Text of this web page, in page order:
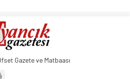
Gazete ve Matbaası